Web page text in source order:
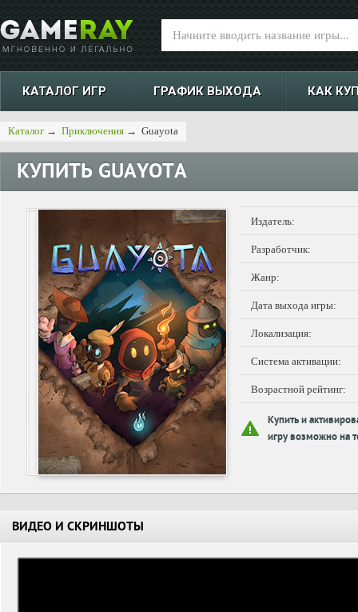
КАТАЛОГ ИГР ГРАФИК ВЫХОДА КАК
Каталог → Приключения → Guayota
КУПИТЬ GUAYOTA
Издатель:
Разработчик:
Жанр:
Дата выхода игры:
Локализация:
Система активации:
Возрастной рейтинг:
Купить и
игру возможно на
ВИДЕО И СКРИНШОТЫ